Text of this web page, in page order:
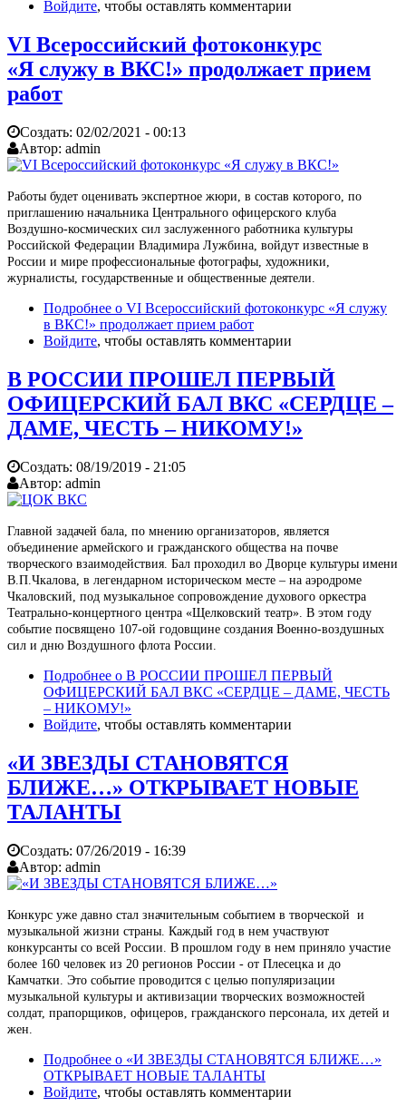
Войдите, чтобы оставлять комментарии
VI Всероссийский фотоконкурс
«Я служу в ВКС!» продолжает прием
работ
Создать: 02/02/2021 - 00:13
Автор: admin
Работы будет оценивать экспертное жюри, в состав которого, по
приглашению начальника Центрального офицерского клуба
Воздушно-космических сил заслуженного работника культуры
Российской Федерации Владимира Лужбина, войдут известные в
России и мире профессиональные фотографы, художники,
журналисты, государственные и общественные деятели.
Подробнее о VI Всероссийский фотоконкурс «Я служу
в ВКС!» продолжает прием работ
Войдите, чтобы оставлять комментарии
В РОССИИ ПРОШЕЛ ПЕРВЫЙ
ОФИЦЕРСКИЙ БАЛ ВКС «СЕРДЦЕ –
ДАМЕ, ЧЕСТЬ – НИКОМУ!»
Создать: 08/19/2019 - 21:05
Автор: admin
Главной задачей бала, по мнению организаторов, является
объединение армейского и гражданского общества на почве
творческого взаимодействия. Бал проходил во Дворце культуры имени
В.П.Чкалова, в легендарном историческом месте – на аэродроме
Чкаловский, под музыкальное сопровождение духового оркестра
Театрально-концертного центра «Щелковский театр». В этом году
событие посвящено 107-ой годовщине создания Военно-воздушных
сил и дню Воздушного флота России.
Подробнее о В РОССИИ ПРОШЕЛ ПЕРВЫЙ
ОФИЦЕРСКИЙ БАЛ ВКС «СЕРДЦЕ – ДАМЕ, ЧЕСТЬ
– НИКОМУ!»
Войдите, чтобы оставлять комментарии
«И ЗВЕЗДЫ СТАНОВЯТСЯ
БЛИЖЕ…» ОТКРЫВАЕТ НОВЫЕ
ТАЛАНТЫ
Создать: 07/26/2019 - 16:39
Автор: admin
Конкурс уже давно стал значительным событием в творческой и
музыкальной жизни страны. Каждый год в нем участвуют
конкурсанты со всей России. В прошлом году в нем приняло участие
более 160 человек из 20 регионов России - от Плесецка и до
Камчатки. Это событие проводится с целью популяризации
музыкальной культуры и активизации творческих возможностей
солдат, прапорщиков, офицеров, гражданского персонала, их детей и
жен.
Подробнее о «И ЗВЕЗДЫ СТАНОВЯТСЯ БЛИЖЕ…»
ОТКРЫВАЕТ НОВЫЕ ТАЛАНТЫ
Войдите, чтобы оставлять комментарии